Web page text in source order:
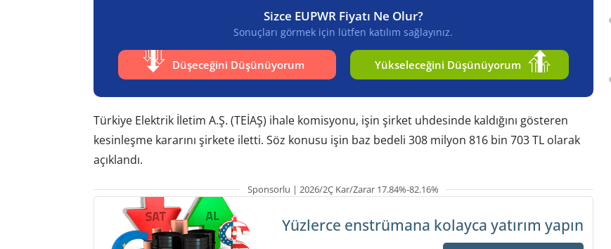
Sizce EUPWR Fiyatı Ne Olur?
Sonuçları görmek için lütfen katılım sağlayınız.
Düşeceğini Düşünüyorum Yükseleceğini Düşünüyorum
Türkiye Elektrik İletim A.Ş. (TEİAŞ) ihale komisyonu, işin şirket uhdesinde kaldığını gösteren
kesinleşme kararını şirkete iletti. Söz konusu işin baz bedeli 308 milyon 816 bin 703 TL olarak
açıklandı.
Sponsorlu | 2026/2Ç Kar/Zarar 17.84%-82.16%
Yüzlerce enstrümana kolayca yatırım yapın